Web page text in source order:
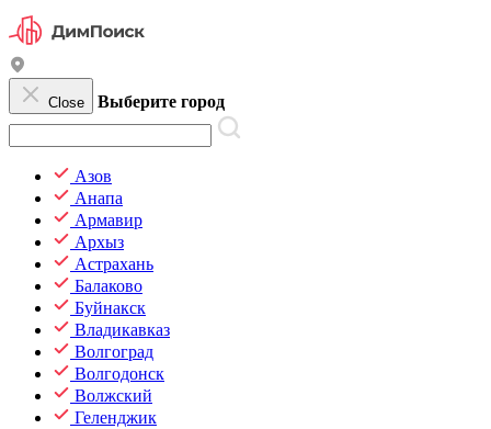
Close Выберите город
Азов
Анапа
Армавир
Архыз
Астрахань
Балаково
Буйнакск
Владикавказ
Волгоград
Волгодонск
Волжский
Геленджик